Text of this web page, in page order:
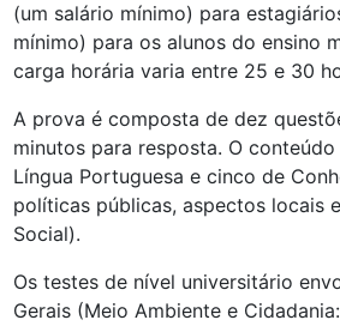
(um salário mínimo) para
mínimo) para os alunos do ensino
carga horária varia entre 25 e 30
A prova é composta de dez
minutos para resposta. O
Língua Portuguesa e cinco de
políticas públicas, aspectos locais
Social).
Os testes de nível universitário
Gerais (Meio Ambiente e